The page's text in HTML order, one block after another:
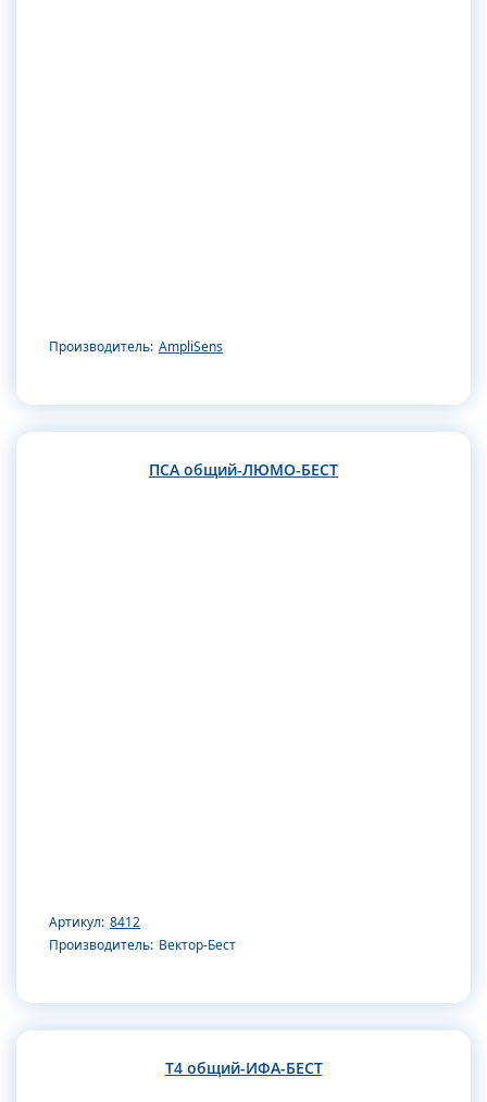
Производитель: AmpliSens
ПСА общий-ЛЮМО-БЕСТ
Артикул: 8412
Производитель: Вектор-Бест
Т4 общий-ИФА-БЕСТ